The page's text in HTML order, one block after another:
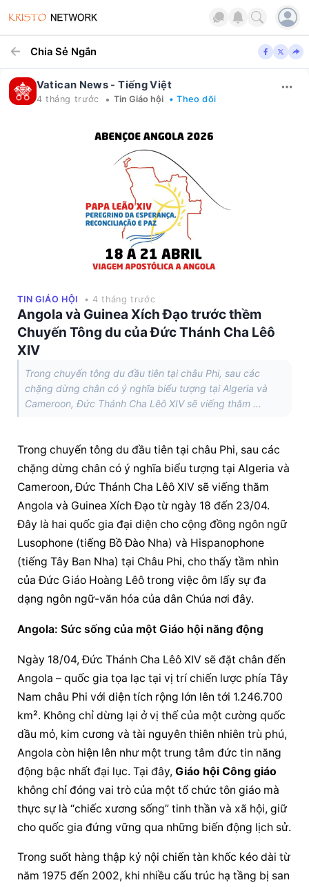
Chia Sẻ Ngắn
Vatican News - Tiếng Việt
4 tháng trước • Tin Giáo hội • Theo dõi
TIN GIÁO HỘI • 4 tháng trước
Angola và Guinea Xích Đạo trước thềm
Chuyến Tông du của Đức Thánh Cha Lêô
XIV
Trong chuyến tông du đầu tiên tại châu Phi, sau các
chặng dừng chân có ý nghĩa biểu tượng tại Algeria và
Cameroon, Đức Thánh Cha Lêô XIV sẽ viếng thăm ...
Trong chuyến tông du đầu tiên tại châu Phi, sau các
chặng dừng chân có ý nghĩa biểu tượng tại Algeria và
Cameroon, Đức Thánh Cha Lêô XIV sẽ viếng thăm
Angola và Guinea Xích Đạo từ ngày 18 đến 23/04.
Đây là hai quốc gia đại diện cho cộng đồng ngôn ngữ
Lusophone (tiếng Bồ Đào Nha) và Hispanophone
(tiếng Tây Ban Nha) tại Châu Phi, cho thấy tầm nhìn
của Đức Giáo Hoàng Lêô trong việc ôm lấy sự đa
dạng ngôn ngữ-văn hóa của dân Chúa nơi đây.
Angola: Sức sống của một Giáo hội năng động
Ngày 18/04, Đức Thánh Cha Lêô XIV sẽ đặt chân đến
Angola – quốc gia tọa lạc tại vị trí chiến lược phía Tây
Nam châu Phi với diện tích rộng lớn lên tới 1.246.700
km². Không chỉ dừng lại ở vị thế của một cường quốc
dầu mỏ, kim cương và tài nguyên thiên nhiên trù phú,
Angola còn hiện lên như một trung tâm đức tin năng
động bậc nhất đại lục. Tại đây, Giáo hội Công giáo
không chỉ đóng vai trò của một tổ chức tôn giáo mà
thực sự là “chiếc xương sống” tinh thần và xã hội, giữ
cho quốc gia đứng vững qua những biến động lịch sử.
Trong suốt hàng thập kỷ nội chiến tàn khốc kéo dài từ
năm 1975 đến 2002, khi nhiều cấu trúc hạ tầng bị san